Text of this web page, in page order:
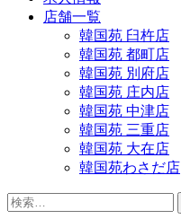
店舗一覧
韓国苑 臼杵店
韓国苑 都町店
韓国苑 別府店
韓国苑 庄内店
韓国苑 中津店
韓国苑 三重店
韓国苑 大在店
韓国苑わさだ店
検